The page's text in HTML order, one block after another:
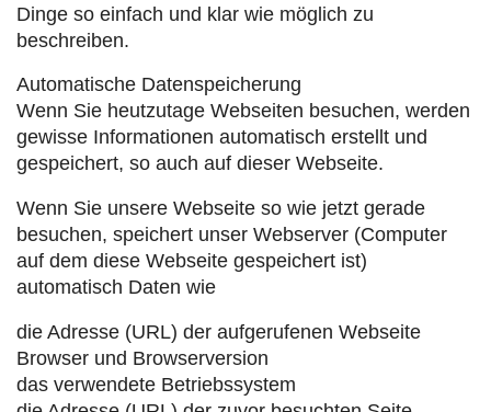
Dinge so einfach und klar wie möglich zu
beschreiben.
Automatische Datenspeicherung
Wenn Sie heutzutage Webseiten besuchen, werden
gewisse Informationen automatisch erstellt und
gespeichert, so auch auf dieser Webseite.
Wenn Sie unsere Webseite so wie jetzt gerade
besuchen, speichert unser Webserver (Computer
auf dem diese Webseite gespeichert ist)
automatisch Daten wie
die Adresse (URL) der aufgerufenen Webseite
Browser und Browserversion
das verwendete Betriebssystem